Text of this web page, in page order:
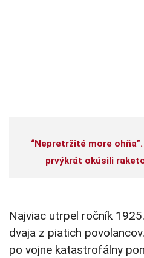
“Nepretržité more
prvýkrát okúsili
Najviac utrpel ročník
dvaja z piatich
po vojne katastrofálny